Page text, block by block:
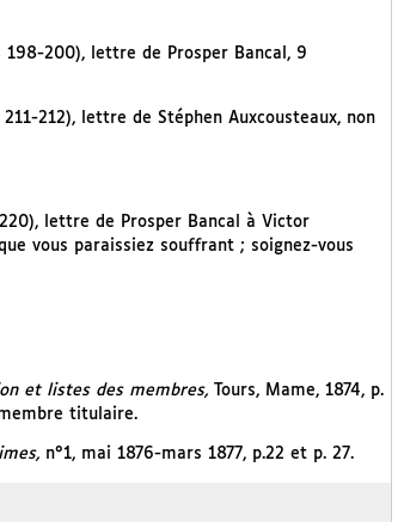
198-200), lettre de Prosper Bancal, 9
212), lettre de Stéphen Auxcousteaux, non
lettre de Prosper Bancal à Victor
vous paraissiez souffrant ; soignez-vous
et listes des membres, Tours, Mame, 1874, p.
titulaire.
n°1, mai 1876-mars 1877, p.22 et p. 27.